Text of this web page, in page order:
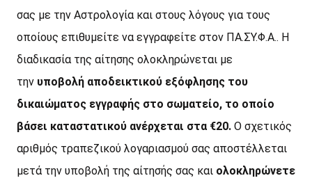
σας με την Αστρολογία και στους λόγους για τους
οποίους επιθυμείτε να εγγραφείτε στον ΠΑ.ΣΥ.Φ.Α.. Η
διαδικασία της αίτησης ολοκληρώνεται με
την υποβολή αποδεικτικού εξόφλησης του
δικαιώματος εγγραφής στο σωματείο, το οποίο
βάσει καταστατικού ανέρχεται στα €20. Ο σχετικός
αριθμός τραπεζικού λογαριασμού σας αποστέλλεται
μετά την υποβολή της αίτησής σας και ολοκληρώνετε